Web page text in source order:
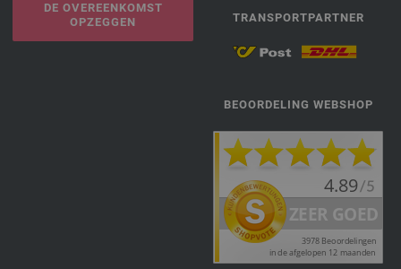
DE OVEREENKOMST
OPZEGGEN
TRANSPORTPARTNER
BEOORDELING WEBSHOP